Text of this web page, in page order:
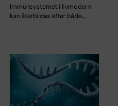
Immunsystemet i livmodern
kan återbildas efter både…